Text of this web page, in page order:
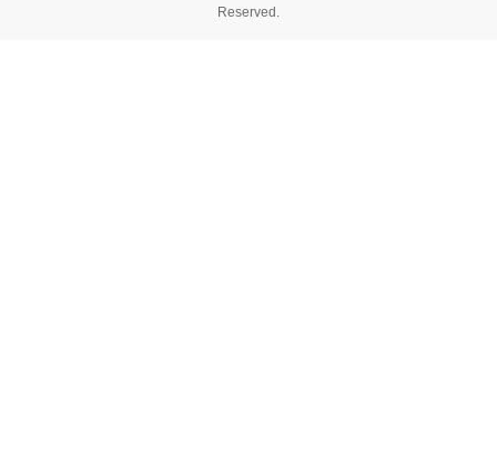
Reserved.